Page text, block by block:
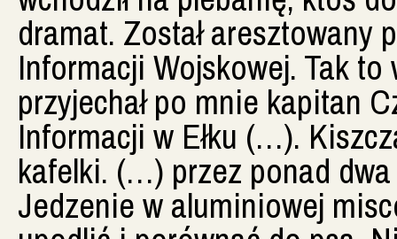
dramat. Został aresztowany
Informacji Wojskowej. Tak to
przyjechał po mnie kapitan
Informacji w Ełku (…).
kafelki. (…) przez ponad
Jedzenie w aluminiowej